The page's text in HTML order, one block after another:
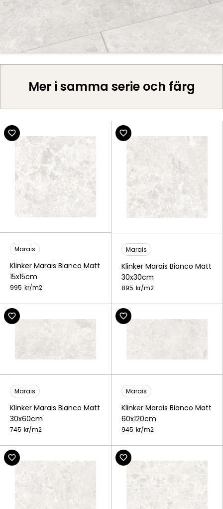
Mer i samma serie och färg
Marais
Klinker Marais Bianco Matt
15x15cm
995 kr/m2
Marais
Klinker Marais Bianco Matt
30x30cm
895 kr/m2
Marais
Klinker Marais Bianco Matt
30x60cm
745 kr/m2
Marais
Klinker Marais Bianco Matt
60x120cm
945 kr/m2